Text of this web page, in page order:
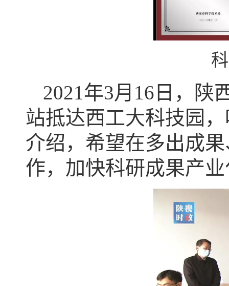
2021年3月16日，陕
站抵达西工大科技园
介绍，希望在多出成
作，加快科研成果产